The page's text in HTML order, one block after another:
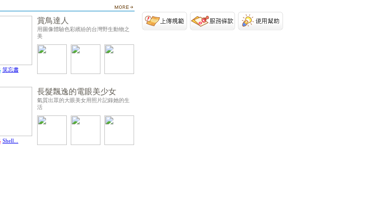
笑忘書
賞鳥達人
用圖像體驗色彩繽紛的台灣野生動物之
美
Shell...
長髮飄逸的電眼美少女
氣質出眾的大眼美女用照片記錄她的生
活